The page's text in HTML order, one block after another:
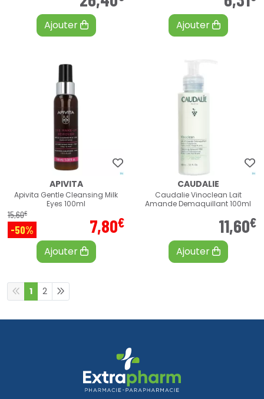
Ajouter Ajouter
APIVITA
Apivita Gentle Cleansing Milk
Eyes 100ml
15,60€
-50% 7,80€
Ajouter
CAUDALIE
Caudalie Vinoclean Lait
Amande Demaquillant 100ml
11,60€
Ajouter
1 2